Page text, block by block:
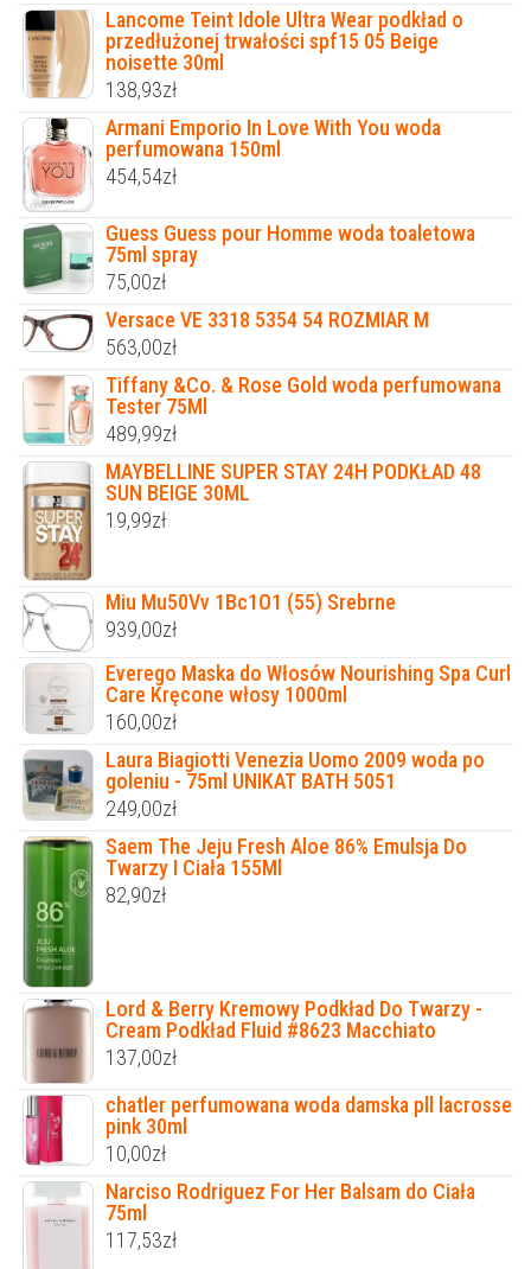
Lancome Teint Idole Ultra Wear podkład o
przedłużonej trwałości spf15 05 Beige
noisette 30ml
138,93zł
Armani Emporio In Love With You woda
perfumowana 150ml
454,54zł
Guess Guess pour Homme woda toaletowa
75ml spray
75,00zł
Versace VE 3318 5354 54 ROZMIAR M
563,00zł
Tiffany &Co. & Rose Gold woda perfumowana
Tester 75Ml
489,99zł
MAYBELLINE SUPER STAY 24H PODKŁAD 48
SUN BEIGE 30ML
19,99zł
Miu Mu50Vv 1Bc1O1 (55) Srebrne
939,00zł
Everego Maska do Włosów Nourishing Spa Curl
Care Kręcone włosy 1000ml
160,00zł
Laura Biagiotti Venezia Uomo 2009 woda po
goleniu - 75ml UNIKAT BATH 5051
249,00zł
Saem The Jeju Fresh Aloe 86% Emulsja Do
Twarzy I Ciała 155Ml
82,90zł
Lord & Berry Kremowy Podkład Do Twarzy -
Cream Podkład Fluid #8623 Macchiato
137,00zł
chatler perfumowana woda damska pll lacrosse
pink 30ml
10,00zł
Narciso Rodriguez For Her Balsam do Ciała
75ml
117,53zł